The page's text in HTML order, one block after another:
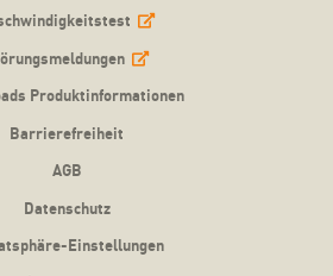
Produktinformationen
Barrierefreiheit
AGB
Datenschutz
Einstellungen